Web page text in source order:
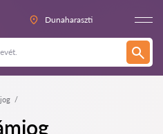
Dunaharaszti